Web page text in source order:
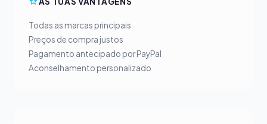
Todas as marcas principais
Preços de compra justos
Pagamento antecipado por PayPal
Aconselhamento personalizado